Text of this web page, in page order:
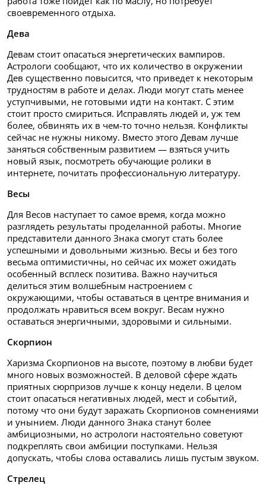
своевременного отдыха.
Дева
Девам стоит опасаться энергетических вампиров.
Астрологи сообщают, что их количество в окружении
Дев существенно повысится, что приведет к некоторым
трудностям в работе и делах. Люди могут стать менее
уступчивыми, не готовыми идти на контакт. С этим
стоит просто смириться. Исправлять людей и, уж тем
более, обвинять их в чем-то точно нельзя. Конфликты
сейчас не нужны никому. Вместо этого Девам лучше
заняться собственным развитием — взяться учить
новый язык, посмотреть обучающие ролики в
интернете, почитать профессиональную литературу.
Весы
Для Весов наступает то самое время, когда можно
разглядеть результаты проделанной работы. Многие
представители данного Знака смогут стать более
успешными и довольными жизнью. Весы и без того
весьма оптимистичны, но сейчас их может ожидать
особенный всплеск позитива. Важно научиться
делиться этим волшебным настроением с
окружающими, чтобы оставаться в центре внимания и
продолжать нравиться всем вокруг. Весам нужно
оставаться энергичными, здоровыми и сильными.
Скорпион
Харизма Скорпионов на высоте, поэтому в любви будет
много новых возможностей. В деловой сфере ждать
приятных сюрпризов лучше к концу недели. В целом
стоит опасаться негативных людей, мест и событий,
потому что они будут заражать Скорпионов сомнениями
и унынием. Люди данного Знака станут более
амбициозными, но астрологи настоятельно советуют
подкреплять свои амбиции поступками. Нельзя
допускать, чтобы слова оставались лишь пустым звуком.
Стрелец